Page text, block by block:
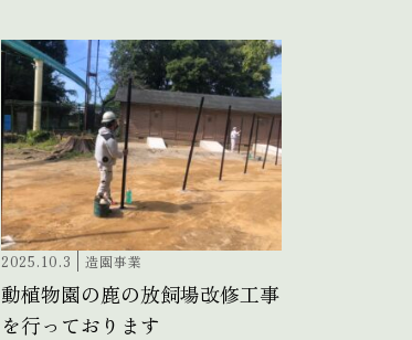
2025.10.3 造園事業
動植物園の鹿の放飼場改修工事
を行っております